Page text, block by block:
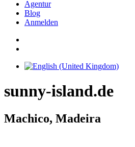
Agentur
Blog
Anmelden
sunny-island.de
Machico, Madeira